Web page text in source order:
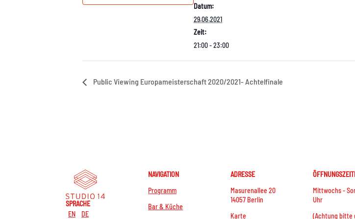
Datum:
29.06.2021
Zeit:
21:00 - 23:00
Public Viewing Europameisterschaft 2020/2021- Achtelfinale
SPRACHE
EN
DE
NAVIGATION
Programm
Bar & Küche
ADRESSE
Masurenallee 20
14057 Berlin
Karte
Mittwochs -
Uhr
(Achtung bitte